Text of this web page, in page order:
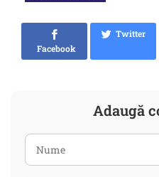
Facebook
Twitter
Adaugă